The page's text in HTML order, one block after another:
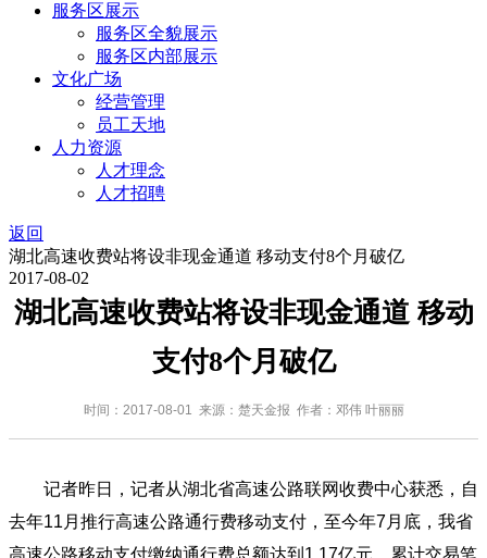
服务区展示
服务区全貌展示
服务区内部展示
文化广场
经营管理
员工天地
人力资源
人才理念
人才招聘
返回
湖北高速收费站将设非现金通道 移动支付8个月破亿
2017-08-02
湖北高速收费站将设非现金通道 移动
支付8个月破亿
时间：2017-08-01 来源：楚天金报 作者：邓伟 叶丽丽
记者昨日，记者从湖北省高速公路联网收费中心获悉，自
去年11月推行高速公路通行费移动支付，至今年7月底，我省
高速公路移动支付缴纳通行费总额达到1.17亿元，累计交易笔